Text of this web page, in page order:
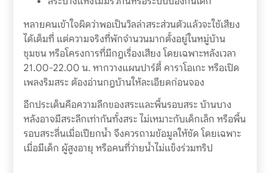
หลายคนเข้าใจผิดว่าพอเป็นวิลล่าสระส่วนตัวแล้วจะใช้เสียง
ได้เต็มที่ แต่ความจริงที่พักจำนวนมากตั้งอยู่ในหมู่บ้าน
ชุมชน หรือโครงการที่มีกฎเรื่องเสียง โดยเฉพาะหลังเวลา
21.00-22.00 น. หากวางแผนปาร์ตี้ คาราโอเกะ หรือเปิด
เพลงริมสระ ต้องอ่านกฎบ้านให้ละเอียดก่อนจอง
อีกประเด็นคือความลึกของสระและพื้นรอบสระ บ้านบาง
หลังอาจมีสระลึกเท่ากันทั้งสระ ไม่เหมาะกับเด็กเล็ก หรือพื้น
รอบสระลื่นเมื่อเปียกน้ำ จึงควรถามข้อมูลให้ชัด โดยเฉพาะ
เมื่อมีเด็ก ผู้สูงอายุ หรือคนที่ว่ายน้ำไม่แข็งร่วมทริป